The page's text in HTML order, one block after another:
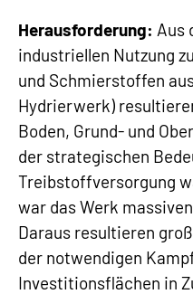
Herausforderung: Aus
industriellen Nutzung
und Schmierstoffen
Hydrierwerk)
Boden, Grund- und
der strategischen
Treibstoffversorgung
war das Werk
Daraus resultieren
der notwendigen
Investitionsflächen in